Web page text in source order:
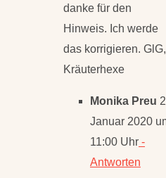
danke für den
Hinweis. Ich werde
das korrigieren. GlG,
Kräuterhexe
Monika Preu
Januar 2020
11:00 Uhr -
Antworten